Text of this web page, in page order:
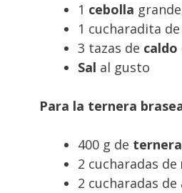
1 cebolla
1 cucharadita de
3 tazas de caldo
Sal al gusto
Para la ternera
400 g de ternera
2 cucharadas de
2 cucharadas de